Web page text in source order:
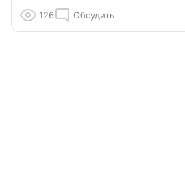
126 Обсудить